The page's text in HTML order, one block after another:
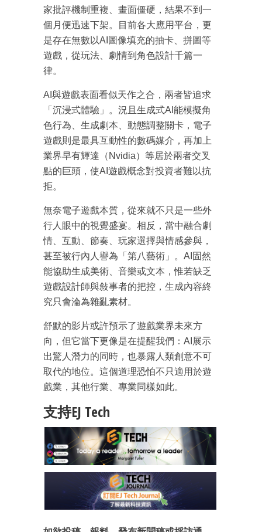
家批評機制重複、畫面僵硬，結果不到一
個月便迅速下架。目前各大應用平台，更
是存在無數以AI圖像填充的抽卡、拼圖等
遊戲，從玩法、劇情到角色設計千篇一
律。
AI與遊戲表面看似天作之合，兩者皆追求
「沉浸式體驗」。況且生成式AI能模擬角
色行為、生成劇本、動態調整關卡，電子
遊戲則是最具互動性的數碼媒介，再加上
業界早有輝達（Nvidia）等居於兩者交叉
點的巨頭，使AI遊戲概念對投資者難以抗
拒。
無奈電子遊戲本質，從來就不只是一些外
行人眼中的視覺盛宴。相反，當中融合劇
情、互動、節奏、玩家選擇與情感參與，
甚至被行內人譽為「第八藝術」。AI固然
能協助生成美術、音樂或文本，惟若缺乏
遊戲設計師與敍事者的把控，生成內容終
究只會淪為雜亂素材。
舒默的影片或許預示了遊戲業界未來方
向，但它當下更像是在提醒我們：AI展示
出驚人潛力的同時，也暴露人類創意不可
取代的地位。這個道理恐怕不只適用於遊
戲業，其他行業、專業同樣如此。
支持EJ Tech
最新資訊（附創業懶人包）
箱！